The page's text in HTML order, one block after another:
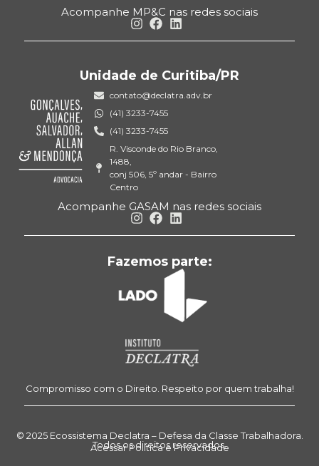
Acompanhe MP&C nas redes sociais
Unidade de Curitiba/PR
contato@declatra.adv.br
(41) 3233-7455
(41) 3233-7455
R. Visconde do Rio Branco,
1488,
conj 506, 5º andar - Bairro
Centro
Acompanhe GASAM nas redes sociais
Fazemos parte:
Compromisso com o Direito. Respeito por quem trabalha!
© 2025 Ecossistema Declatra – Defesa da Classe Trabalhadora.
Todos os direitos reservados.
Acessar Política e Privacidade